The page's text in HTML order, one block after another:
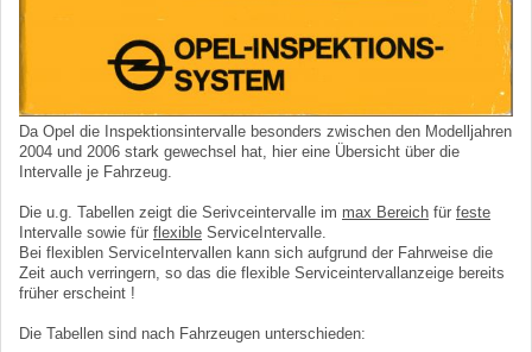
Da Opel die Inspektionsintervalle besonders zwischen den Modelljahren
2004 und 2006 stark gewechsel hat, hier eine Übersicht über die
Intervalle je Fahrzeug.
Die u.g. Tabellen zeigt die Serivceintervalle im max Bereich für feste
Intervalle sowie für flexible ServiceIntervalle.
Bei flexiblen ServiceIntervallen kann sich aufgrund der Fahrweise die
Zeit auch verringern, so das die flexible Serviceintervallanzeige bereits
früher erscheint !
Die Tabellen sind nach Fahrzeugen unterschieden: